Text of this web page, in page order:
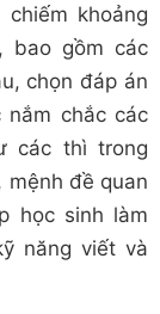
chiếm khoảng
bao gồm các
chọn đáp án
chắc các
các thì trong
mệnh đề quan
học sinh làm
năng viết và